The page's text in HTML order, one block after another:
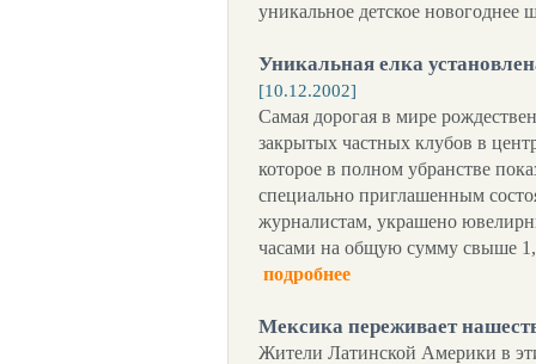
уникальное детское новогоднее
Уникальная елка
[10.12.2002]
Самая дорогая в мире
закрытых частных клубов в
которое в полном убранстве
специально приглашенным
журналистам, украшено
часами на общую сумму свыше
подробнее
Мексика переживает
Жители Латинской Америки в